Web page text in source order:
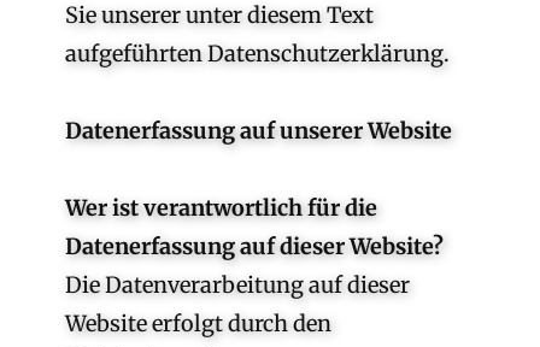
Sie unserer unter diesem Text
aufgeführten Datenschutzerklärung.
Datenerfassung auf unserer Website
Wer ist verantwortlich für die
Datenerfassung auf dieser Website?
Die Datenverarbeitung auf dieser
Website erfolgt durch den